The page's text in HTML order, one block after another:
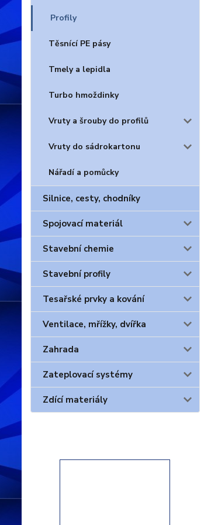
Profily
Těsnící PE pásy
Tmely a lepidla
Turbo hmoždinky
Vruty a šrouby do profilů
Vruty do sádrokartonu
Nářadí a pomůcky
Silnice, cesty, chodníky
Spojovací materiál
Stavební chemie
Stavební profily
Tesařské prvky a kování
Ventilace, mřížky, dvířka
Zahrada
Zateplovací systémy
Zdící materiály